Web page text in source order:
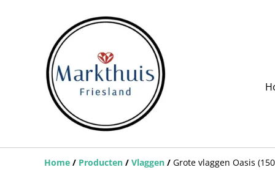
Home / Producten / Vlaggen / Grote vlaggen Oasis